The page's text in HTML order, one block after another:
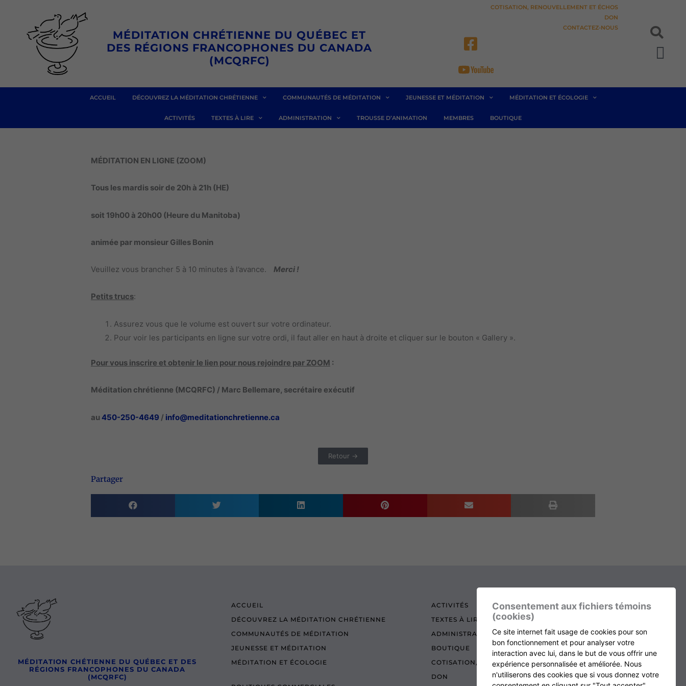
contenu
MÉDITATION CHRÉTIENNE DU QUÉBEC ET
DES RÉGIONS FRANCOPHONES DU CANADA
(MCQRFC)
COTISATION, RENOUVELLEMENT ET ÉCHOS
DON
CONTACTEZ-NOUS
ACCUEIL DÉCOUVREZ LA MÉDITATION CHRÉTIENNE COMMUNAUTÉS DE MÉDITATION JEUNESSE ET MÉDITATION MÉDITATION ET ÉCOLOGIE
ACTIVITÉS TEXTES À LIRE ADMINISTRATION TROUSSE D’ANIMATION MEMBRES BOUTIQUE
MÉDITATION EN LIGNE (ZOOM)
Tous les mardis soir de 20h à 21h (HE)
soit 19h00 à 20h00 (Heure du Manitoba)
animée par monsieur Gilles Bonin
Veuillez vous brancher 5 à 10 minutes à l’avance. Merci !
Petits trucs:
Assurez vous que le volume est ouvert sur votre ordinateur.
Pour voir les participants en ligne sur votre ordi, il faut aller en haut à droite et cliquer sur le bouton « Gallery ».
Pour vous inscrire et obtenir le lien pour nous rejoindre par ZOOM :
Méditation chrétienne (MCQRFC) / Marc Bellemare, secrétaire exécutif
au 450-250-4649 / info@meditationchretienne.ca
Retour →
Partager
MÉDITATION CHÉTIENNE DU QUÉBEC ET DES
RÉGIONS FRANCOPHONES DU CANADA
(MCQRFC)
ACCUEIL
DÉCOUVREZ LA MÉDITATION CHRÉTIENNE
COMMUNAUTÉS DE MÉDITATION
JEUNESSE ET MÉDITATION
MÉDITATION ET ÉCOLOGIE
ACTIVITÉS
TEXTES À LIRE
ADMINISTRATION
BOUTIQUE
COTISATION, RENOUVELLEMENT ET ÉCHOS
DON
Consentement aux fichiers témoins
(cookies)
Ce site internet fait usage de cookies pour son
bon fonctionnement et pour analyser votre
interaction avec lui, dans le but de vous offrir une
expérience personnalisée et améliorée. Nous
n'utiliserons des cookies que si vous donnez votre